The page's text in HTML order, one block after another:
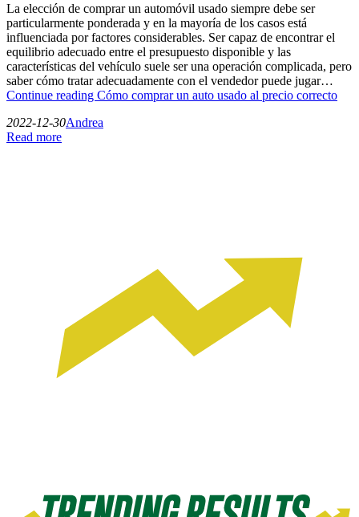
La elección de comprar un automóvil usado siempre debe ser
particularmente ponderada y en la mayoría de los casos está
influenciada por factores considerables. Ser capaz de encontrar el
equilibrio adecuado entre el presupuesto disponible y las
características del vehículo suele ser una operación complicada, pero
saber cómo tratar adecuadamente con el vendedor puede jugar…
Continue reading Cómo comprar un auto usado al precio correcto
2022-12-30Andrea
Read more